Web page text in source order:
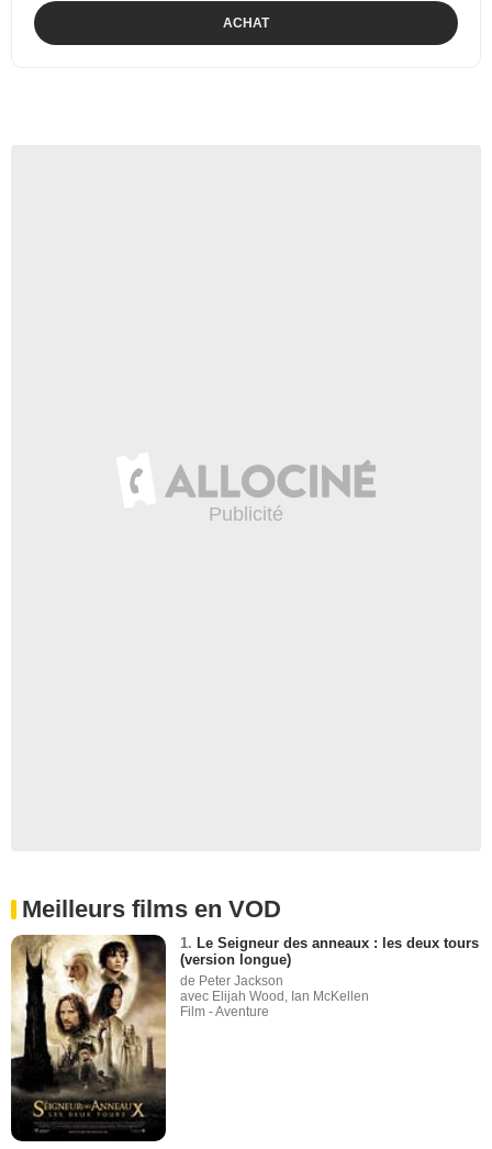
ACHAT
Meilleurs films en VOD
1. Le Seigneur des anneaux : les deux tours
(version longue)
de Peter Jackson
avec Elijah Wood, Ian McKellen
Film - Aventure